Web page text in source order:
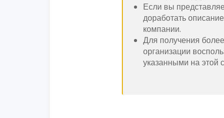
Если вы
доработать
компании.
Для получения
организации
указанными на этой